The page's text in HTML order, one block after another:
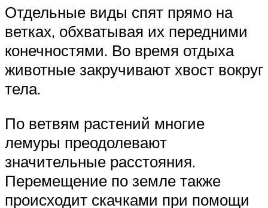
Отдельные виды спят прямо на
ветках, обхватывая их передними
конечностями. Во время отдыха
животные закручивают хвост вокруг
тела.
По ветвям растений многие
лемуры преодолевают
значительные расстояния.
Перемещение по земле также
происходит скачками при помощи